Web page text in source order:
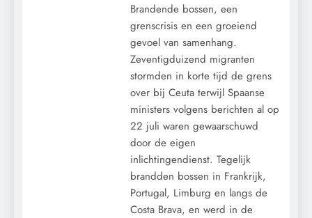
De man die tegen de storm in schreef:
hoe één fotograaf de waanzin van ons
tijdperk vastlegde.
Brandende bossen, een
grenscrisis en een groeiend
gevoel van samenhang.
Zeventigduizend migranten
stormden in korte tijd de grens
over bij Ceuta terwijl Spaanse
ministers volgens berichten al op
22 juli waren gewaarschuwd
door de eigen
inlichtingendienst. Tegelijk
brandden bossen in Frankrijk,
Portugal, Limburg en langs de
Costa Brava, en werd in de